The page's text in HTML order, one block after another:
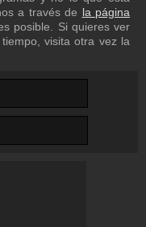
a través de la página
posible. Si quieres ver
visita otra vez la